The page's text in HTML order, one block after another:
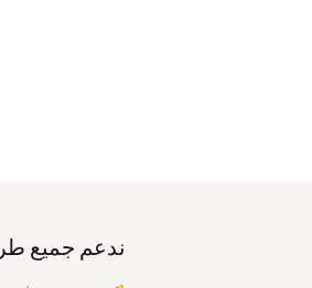
ندعم جميع